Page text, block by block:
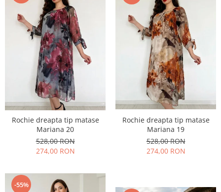
Rochie dreapta tip matase
Mariana 20
528,00 RON
274,00 RON
Rochie dreapta tip matase
Mariana 19
528,00 RON
274,00 RON
-55%